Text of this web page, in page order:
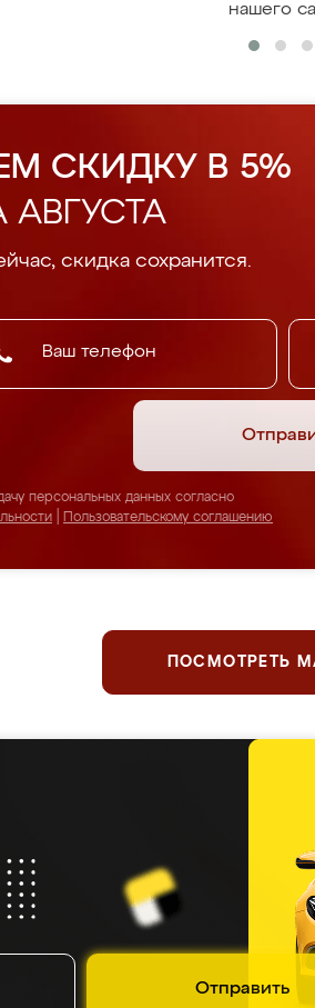
нашего
СКИДКУ В 5%
скидка сохранится.
персональных данных согласно
Пользовательскому соглашению
ПОСМОТРЕТЬ
Отправить